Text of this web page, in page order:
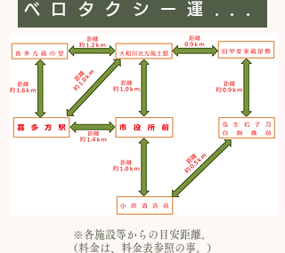
ベロタクシー運行距
※各施設等からの目安距離。
（料金は、料金表参照の事。）